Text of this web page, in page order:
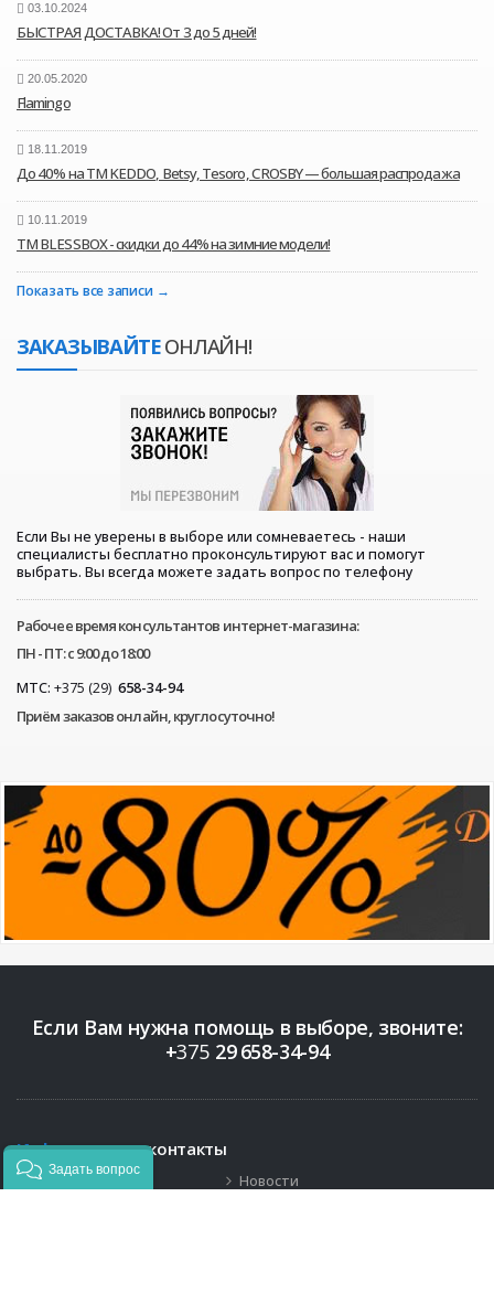
03.10.2024
БЫСТРАЯ ДОСТАВКА! От 3 до 5 дней!
20.05.2020
Flamingo
18.11.2019
До 40% на ТМ KEDDO, Betsy, Tesoro, CROSBY — большая распродажа
10.11.2019
ТМ BLESSBOX - скидки до 44% на зимние модели!
Показать все записи
ЗАКАЗЫВАЙТЕОНЛАЙН!
Если Вы не уверены в выборе или сомневаетесь - наши
специалисты бесплатно проконсультируют вас и помогут
выбрать. Вы всегда можете задать вопрос по телефону
Рабочее время консультантов интернет-магазина:
ПН - ПТ: с 9:00 до 18:00
МТС: +375 (29) 658-34-94
Приём заказов онлайн, круглосуточно!
Если Вам нужна помощь в выборе, звоните:
+375 29658-34-94
Информацияи контакты
Бренды
Новости
Задать вопрос